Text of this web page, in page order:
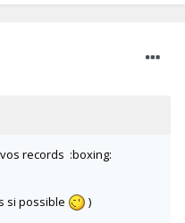
records :boxing:
si possible
)